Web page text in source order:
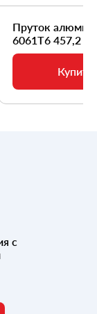
Пруток
6061Т6 457,2
Купить
с